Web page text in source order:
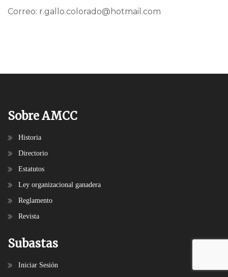
Correo: r.gallo.colorado@hotmail.com
Sobre AMCC
Historia
Directorio
Estatutos
Ley organizacional ganadera
Reglamento
Revista
Subastas
Iniciar Sesión